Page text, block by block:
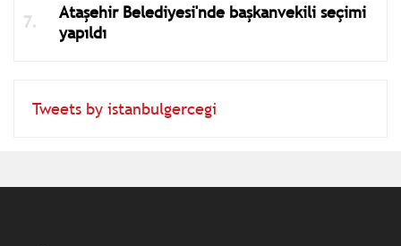
Ataşehir Belediyesi'nde başkanvekili seçimi
yapıldı
Tweets by istanbulgercegi